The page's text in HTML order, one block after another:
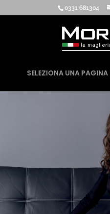
0331 681304
SELEZIONA UNA PAGINA